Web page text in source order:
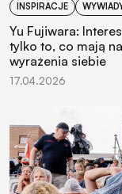
INSPIRACJE
Yu Fujiwara:
tylko to, co mają
wyrażenia siebie
17.04.2026